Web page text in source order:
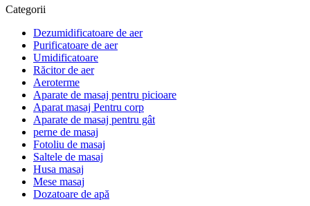
Categorii
Dezumidificatoare de aer
Purificatoare de aer
Umidificatoare
Răcitor de aer
Aeroterme
Aparate de masaj pentru picioare
Aparat masaj Pentru corp
Aparate de masaj pentru gât
perne de masaj
Fotoliu de masaj
Saltele de masaj
Husa masaj
Mese masaj
Dozatoare de apă